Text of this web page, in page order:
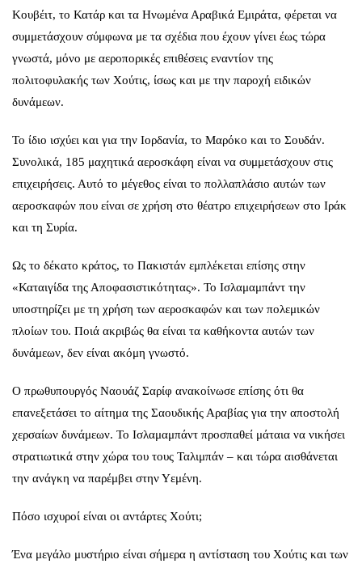
Κουβέιτ, το Κατάρ και τα Ηνωμένα Αραβικά Εμιράτα, φέρεται να
συμμετάσχουν σύμφωνα με τα σχέδια που έχουν γίνει έως τώρα
γνωστά, μόνο με αεροπορικές επιθέσεις εναντίον της
πολιτοφυλακής των Χούτις, ίσως και με την παροχή ειδικών
δυνάμεων.
Το ίδιο ισχύει και για την Ιορδανία, το Μαρόκο και το Σουδάν.
Συνολικά, 185 μαχητικά αεροσκάφη είναι να συμμετάσχουν στις
επιχειρήσεις. Αυτό το μέγεθος είναι το πολλαπλάσιο αυτών των
αεροσκαφών που είναι σε χρήση στο θέατρο επιχειρήσεων στο Ιράκ
και τη Συρία.
Ως το δέκατο κράτος, το Πακιστάν εμπλέκεται επίσης στην
«Καταιγίδα της Αποφασιστικότητας». Το Ισλαμαμπάντ την
υποστηρίζει με τη χρήση των αεροσκαφών και των πολεμικών
πλοίων του. Ποιά ακριβώς θα είναι τα καθήκοντα αυτών των
δυνάμεων, δεν είναι ακόμη γνωστό.
Ο πρωθυπουργός Ναουάζ Σαρίφ ανακοίνωσε επίσης ότι θα
επανεξετάσει το αίτημα της Σαουδικής Αραβίας για την αποστολή
χερσαίων δυνάμεων. Το Ισλαμαμπάντ προσπαθεί μάταια να νικήσει
στρατιωτικά στην χώρα του τους Ταλιμπάν – και τώρα αισθάνεται
την ανάγκη να παρέμβει στην Υεμένη.
Πόσο ισχυροί είναι οι αντάρτες Χούτι;
Ένα μεγάλο μυστήριο είναι σήμερα η αντίσταση του Χούτις και των